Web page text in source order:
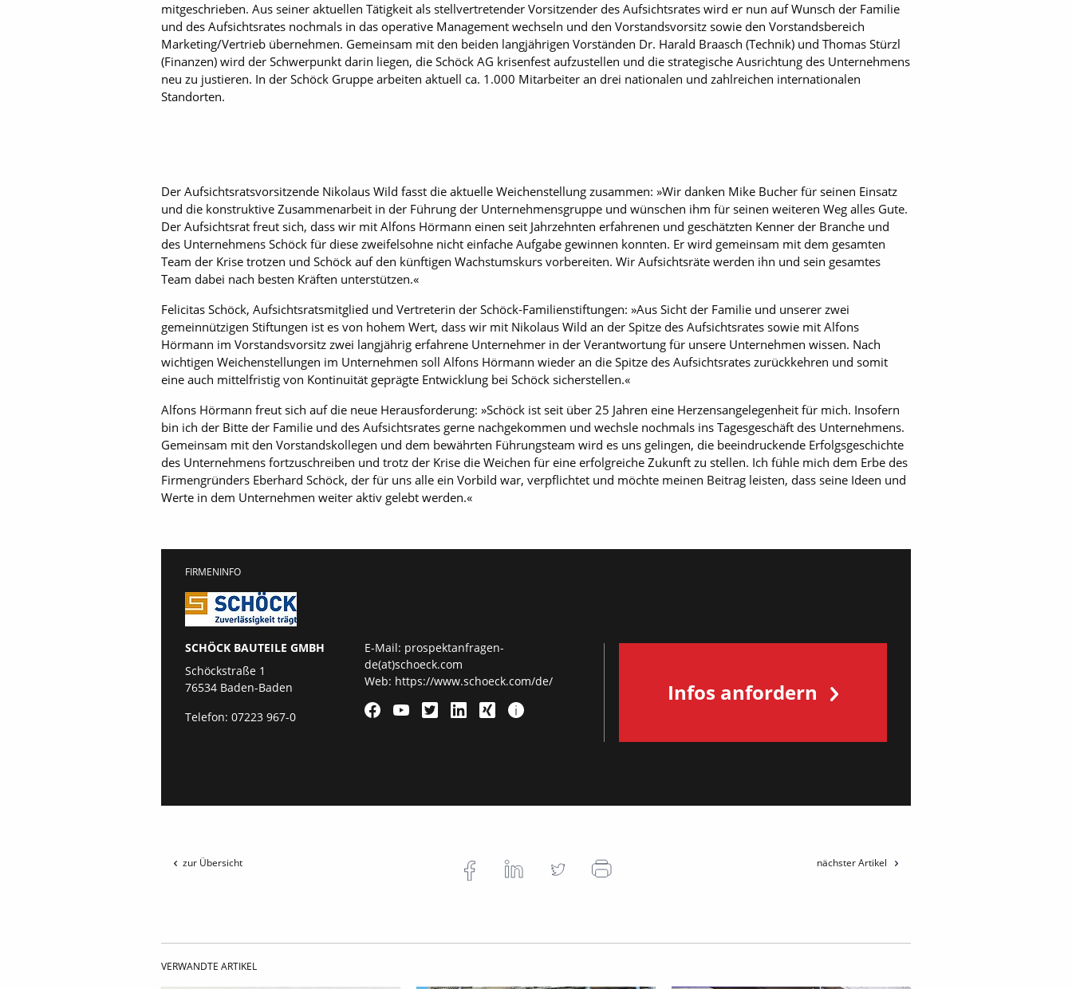
mitgeschrieben. Aus seiner aktuellen Tätigkeit als stellvertretender Vorsitzender des Aufsichtsrates wird er nun auf Wunsch der Familie
und des Aufsichtsrates nochmals in das operative Management wechseln und den Vorstandsvorsitz sowie den Vorstandsbereich
Marketing/Vertrieb übernehmen. Gemeinsam mit den beiden langjährigen Vorständen Dr. Harald Braasch (Technik) und Thomas Stürzl
(Finanzen) wird der Schwerpunkt darin liegen, die Schöck AG krisenfest aufzustellen und die strategische Ausrichtung des Unternehmens
neu zu justieren. In der Schöck Gruppe arbeiten aktuell ca. 1.000 Mitarbeiter an drei nationalen und zahlreichen internationalen
Standorten.
Der Aufsichtsratsvorsitzende Nikolaus Wild fasst die aktuelle Weichenstellung zusammen: »Wir danken Mike Bucher für seinen Einsatz
und die konstruktive Zusammenarbeit in der Führung der Unternehmensgruppe und wünschen ihm für seinen weiteren Weg alles Gute.
Der Aufsichtsrat freut sich, dass wir mit Alfons Hörmann einen seit Jahrzehnten erfahrenen und geschätzten Kenner der Branche und
des Unternehmens Schöck für diese zweifelsohne nicht einfache Aufgabe gewinnen konnten. Er wird gemeinsam mit dem gesamten
Team der Krise trotzen und Schöck auf den künftigen Wachstumskurs vorbereiten. Wir Aufsichtsräte werden ihn und sein gesamtes
Team dabei nach besten Kräften unterstützen.«
Felicitas Schöck, Aufsichtsratsmitglied und Vertreterin der Schöck-Familienstiftungen: »Aus Sicht der Familie und unserer zwei
gemeinnützigen Stiftungen ist es von hohem Wert, dass wir mit Nikolaus Wild an der Spitze des Aufsichtsrates sowie mit Alfons
Hörmann im Vorstandsvorsitz zwei langjährig erfahrene Unternehmer in der Verantwortung für unsere Unternehmen wissen. Nach
wichtigen Weichenstellungen im Unternehmen soll Alfons Hörmann wieder an die Spitze des Aufsichtsrates zurückkehren und somit
eine auch mittelfristig von Kontinuität geprägte Entwicklung bei Schöck sicherstellen.«
Alfons Hörmann freut sich auf die neue Herausforderung: »Schöck ist seit über 25 Jahren eine Herzensangelegenheit für mich. Insofern
bin ich der Bitte der Familie und des Aufsichtsrates gerne nachgekommen und wechsle nochmals ins Tagesgeschäft des Unternehmens.
Gemeinsam mit den Vorstandskollegen und dem bewährten Führungsteam wird es uns gelingen, die beeindruckende Erfolgsgeschichte
des Unternehmens fortzuschreiben und trotz der Krise die Weichen für eine erfolgreiche Zukunft zu stellen. Ich fühle mich dem Erbe des
Firmengründers Eberhard Schöck, der für uns alle ein Vorbild war, verpflichtet und möchte meinen Beitrag leisten, dass seine Ideen und
Werte in dem Unternehmen weiter aktiv gelebt werden.«
FIRMENINFO
SCHÖCK BAUTEILE GMBH
Schöckstraße 1
76534 Baden-Baden
Telefon: 07223 967-0
E-Mail: prospektanfragen-
de(at)schoeck.com
Web: https://www.schoeck.com/de/ Infos anfordern
zur Übersicht nächster Artikel
VERWANDTE ARTIKEL